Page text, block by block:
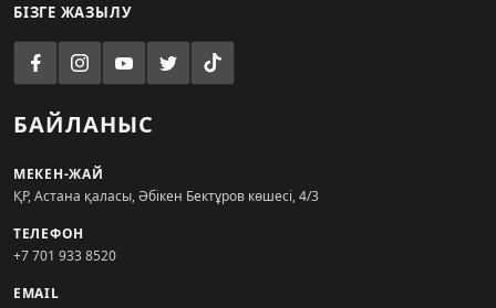
БІЗГЕ ЖАЗЫЛУ
БАЙЛАНЫС
МЕКЕН-ЖАЙ
ҚР, Астана қаласы, Әбікен Бектұров көшесі, 4/3
ТЕЛЕФОН
+7 701 933 8520
EMAIL